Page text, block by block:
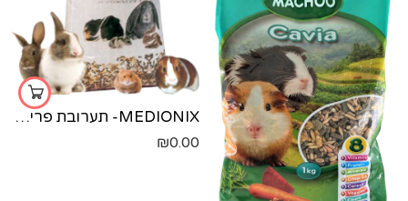
MEDIONIX- תערובת פרימיום למכרסמים
₪0.00